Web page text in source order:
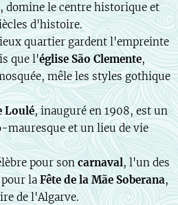
domine le centre historique et
d'histoire.
quartier gardent l'empreinte
que l'église São Clemente,
mêle les styles gothique
Loulé, inauguré en 1908, est un
et un lieu de vie
pour son carnaval, l'un des
pour laFête de la Mãe Soberana,
de l'Algarve.